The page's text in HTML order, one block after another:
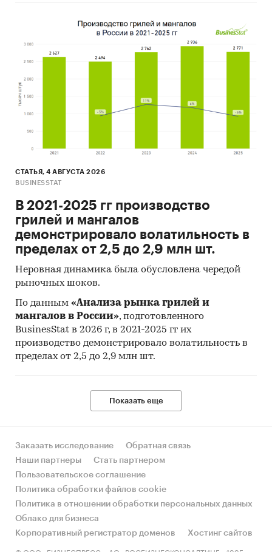
СТАТЬЯ, 4 АВГУСТА 2026
BUSINESSTAT
В 2021-2025 гг производство
грилей и мангалов
демонстрировало волатильность в
пределах от 2,5 до 2,9 млн шт.
Неровная динамика была обусловлена чередой
рыночных шоков.
По данным «Анализа рынка грилей и
мангалов в России», подготовленного
BusinesStat в 2026 г, в 2021-2025 гг их
производство демонстрировало волатильность в
пределах от 2,5 до 2,9 млн шт.
Показать еще
Заказать исследование
Обратная связь
Наши партнеры
Стать партнером
Пользовательское соглашение
Политика обработки файлов cookie
Политика в отношении обработки персональных данных
Облако для бизнеса
Корпоративный регистратор доменов
Хостинг сайтов